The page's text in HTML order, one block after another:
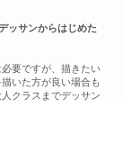
ッサンからはじめた
要ですが、描きたい
いた方が良い場合も
クラスまでデッサン